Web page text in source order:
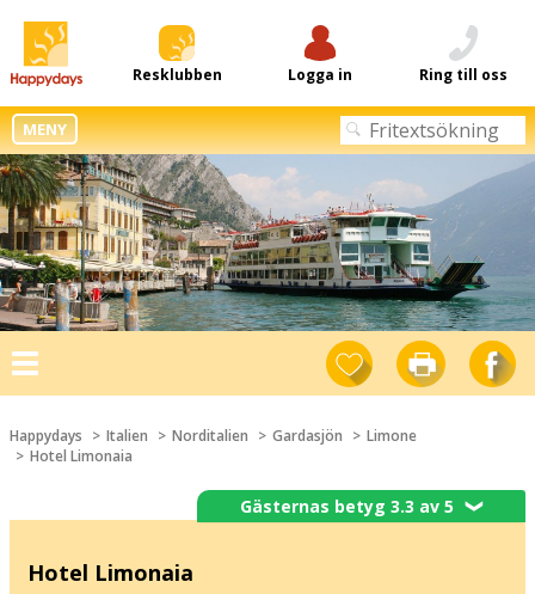
Resklubben Logga in Ring till oss
MENY
Toggle
navigation
Happydays Italien Norditalien Gardasjön
Limone
Hotel Limonaia
Gästernas betyg 3.3 av 5❯
Hotel Limonaia